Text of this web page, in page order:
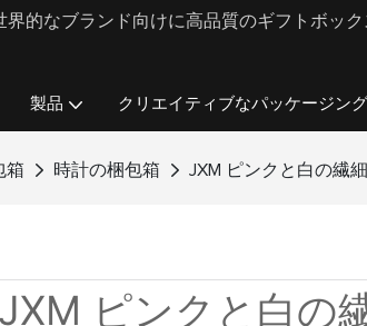
界的なブランド向けに高品質のギフトボッ
製品 クリエイティブなパッケージング
箱 時計の梱包箱 JXM ピンクと白の繊